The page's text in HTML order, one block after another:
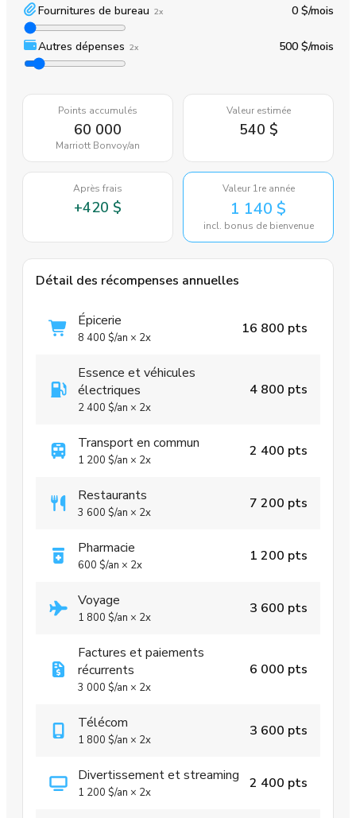
Fournitures de bureau 2x 0 $/mois
Autres dépenses 2x 500 $/mois
Points accumulés
60 000
Marriott Bonvoy/an
Valeur estimée
540 $
Après frais
+420 $
Valeur 1re année
1 140 $
incl. bonus de bienvenue
Détail des récompenses annuelles
Épicerie
8 400 $/an × 2x
16 800 pts
Essence et véhicules
électriques
2 400 $/an × 2x
4 800 pts
Transport en commun
1 200 $/an × 2x
2 400 pts
Restaurants
3 600 $/an × 2x
7 200 pts
Pharmacie
600 $/an × 2x
1 200 pts
Voyage
1 800 $/an × 2x
3 600 pts
Factures et paiements
récurrents
3 000 $/an × 2x
6 000 pts
Télécom
1 800 $/an × 2x
3 600 pts
Divertissement et streaming
1 200 $/an × 2x
2 400 pts